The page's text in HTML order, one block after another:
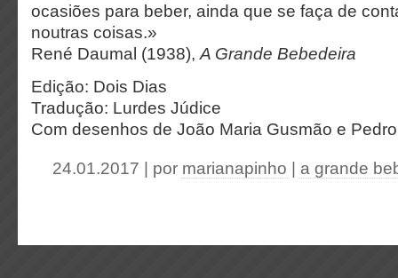
ocasiões para beber, ainda que se faça de
noutras coisas.»
René Daumal (1938), A Grande Bebedeira
Edição: Dois Dias
Tradução: Lurdes Júdice
Com desenhos de João Maria Gusmão e
24.01.2017 | por marianapinho a grande